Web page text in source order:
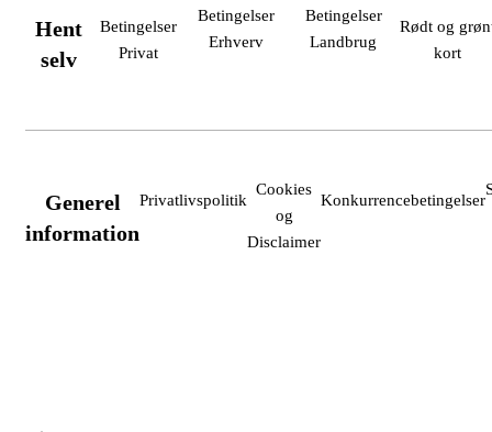
Hent
selv
Betingelser
Privat
Betingelser
Erhverv
Betingelser
Landbrug
Rødt og
kort
Generel
information
Privatlivspolitik
Cookies
og
Disclaimer
Konkurrencebetingelser